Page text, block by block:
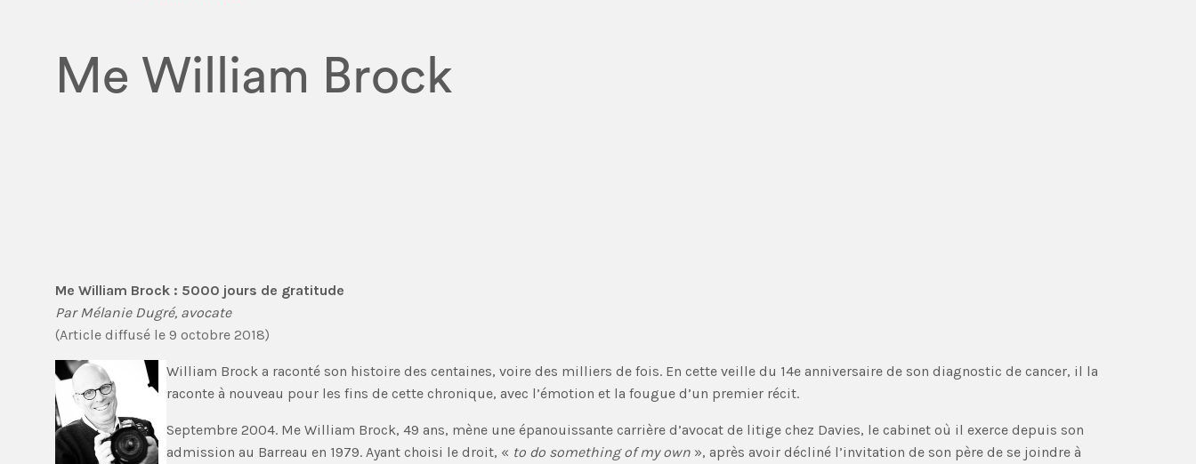
Me William Brock
Me William Brock : 5000 jours de gratitude
Par Mélanie Dugré, avocate
(Article diffusé le 9 octobre 2018)
William Brock a raconté son histoire des centaines, voire des milliers de fois. En cette veille du 14e anniversaire de son diagnostic de cancer, il la
raconte à nouveau pour les fins de cette chronique, avec l’émotion et la fougue d’un premier récit.
Septembre 2004. Me William Brock, 49 ans, mène une épanouissante carrière d’avocat de litige chez Davies, le cabinet où il exerce depuis son
admission au Barreau en 1979. Ayant choisi le droit, « to do something of my own », après avoir décliné l’invitation de son père de se joindre à